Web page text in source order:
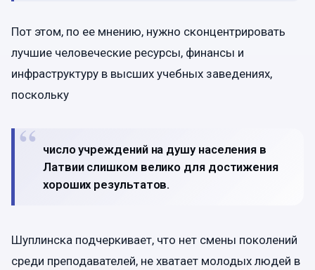
Пот этом, по ее мнению, нужно сконцентрировать
лучшие человеческие ресурсы, финансы и
инфраструктуру в высших учебных заведениях,
поскольку
число учреждений на душу населения в
Латвии слишком велико для достижения
хороших результатов.
Шуплинска подчеркивает, что нет смены поколений
среди преподавателей, не хватает молодых людей в